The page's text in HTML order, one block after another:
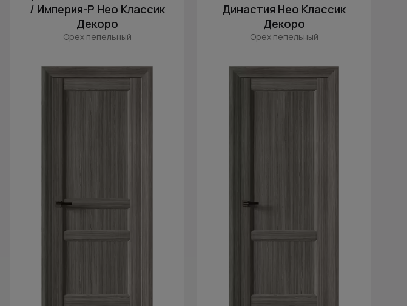
/ Империя-Р Нео Классик
Декоро
Орех пепельный
Династия Нео Классик
Декоро
Орех пепельный